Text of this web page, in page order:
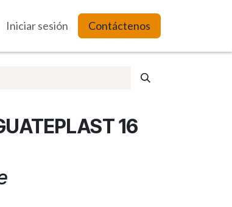
Iniciar sesión Contáctenos
16